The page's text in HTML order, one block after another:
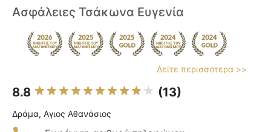
Ασφάλειες Τσάκωνα Ευγενία
Δείτε περισσότερα >>
8.8 (13)
Δράμα, Αγιος Αθανάσιος